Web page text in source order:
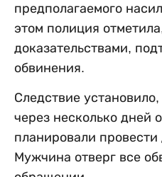
предполагаемого
этом полиция
доказательствами,
обвинения.
Следствие
через несколько дней
планировали
Мужчина отверг все